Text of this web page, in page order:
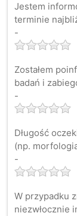
Jestem
terminie
-
Zostałem
badań i
-
Długość
(np.
-
W przypadku
niezwłocznie